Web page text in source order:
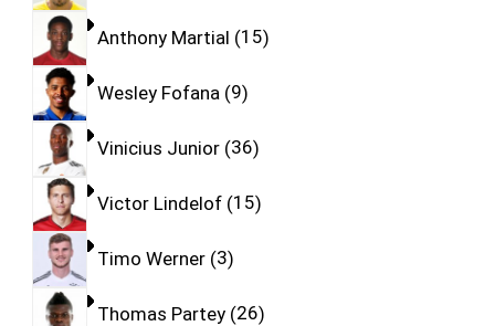
Anthony Martial 15
Wesley Fofana 9
Vinicius Junior 36
Victor Lindelof 15
Timo Werner 3
Thomas Partey 26